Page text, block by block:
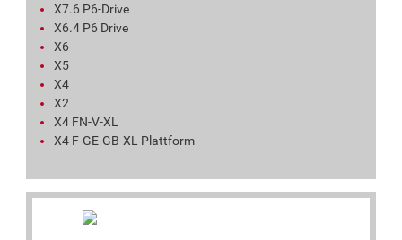
X7.6 P6-Drive
X6.4 P6 Drive
X6
X5
X4
X2
X4 FN-V-XL
X4 F-GE-GB-XL Plattform